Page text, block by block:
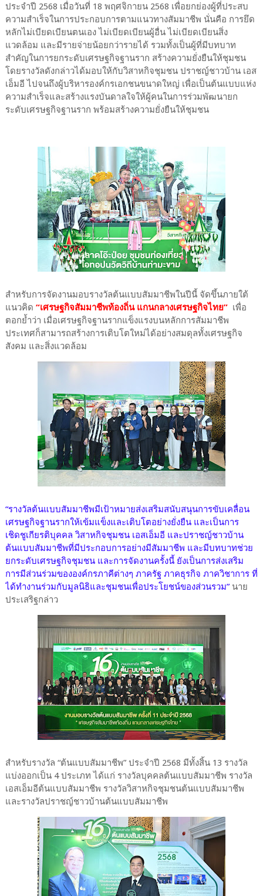
ประจำปี 2568 เมื่อวันที่ 18 พฤศจิกายน 2568 เพื่อยกย่องผู้ที่ประสบ
ความสำเร็จในการประกอบการตามแนวทางสัมมาชีพ นั่นคือ การยึด
หลักไม่เบียดเบียนตนเอง ไม่เบียดเบียนผู้อื่น ไม่เบียดเบียนสิ่ง
แวดล้อม และมีรายจ่ายน้อยกว่ารายได้ รวมทั้งเป็นผู้ที่มีบทบาท
สำคัญในการยกระดับเศรษฐกิจฐานราก สร้างความยั่งยืนให้ชุมชน
โดยรางวัลดังกล่าวได้มอบให้กับวิสาหกิจชุมชน ปราชญ์ชาวบ้าน เอส
เอ็มอี ไปจนถึงผู้บริหารองค์กรเอกชนขนาดใหญ่ เพื่อเป็นต้นแบบแห่ง
ความสำเร็จและสร้างแรงบันดาลใจให้ผู้คนในการร่วมพัฒนายก
ระดับเศรษฐกิจฐานราก พร้อมสร้างความยั่งยืนให้ชุมชน
สำหรับการจัดงานมอบรางวัลต้นแบบสัมมาชีพในปีนี้ จัดขึ้นภายใต้
แนวคิด “เศรษฐกิจสัมมาชีพท้องถิ่น แกนกลางเศรษฐกิจไทย”เพื่อ
ตอกย้ำว่า เมื่อเศรษฐกิจฐานรากแข็งแรงบนหลักการสัมมาชีพ
ประเทศก็สามารถสร้างการเติบโตใหม่ได้อย่างสมดุลทั้งเศรษฐกิจ
สังคม และสิ่งแวดล้อม
“รางวัลต้นแบบสัมมาชีพมีเป้าหมายส่งเสริมสนับสนุนการขับเคลื่อน
เศรษฐกิจฐานรากให้เข้มแข็งและเติบโตอย่างยั่งยืน และเป็นการ
เชิดชูเกียรติบุคคล วิสาหกิจชุมชน เอสเอ็มอี และปราชญ์ชาวบ้าน
ต้นแบบสัมมาชีพที่มีประกอบการอย่างมีสัมมาชีพ และมีบทบาทช่วย
ยกระดับเศรษฐกิจชุมชน และการจัดงานครั้งนี้ ยังเป็นการส่งเสริม
การมีส่วนร่วมขององค์กรภาคีต่างๆ ภาครัฐ ภาคธุรกิจ ภาควิชาการ ที่
ได้ทำงานร่วมกับมูลนิธิและชุมชนเพื่อประโยชน์ของส่วนรวม”นาย
ประเสริฐกล่าว
สำหรับรางวัล “ต้นแบบสัมมาชีพ” ประจำปี 2568 มีทั้งสิ้น 13 รางวัล
แบ่งออกเป็น 4 ประเภท ได้แก่ รางวัลบุคคลต้นแบบสัมมาชีพ รางวัล
เอสเอ็มอีต้นแบบสัมมาชีพ รางวัลวิสาหกิจชุมชนต้นแบบสัมมาชีพ
และรางวัลปราชญ์ชาวบ้านต้นแบบสัมมาชีพ